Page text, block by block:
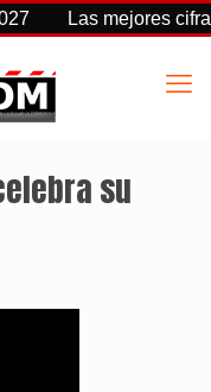
Las mejores cifras
su